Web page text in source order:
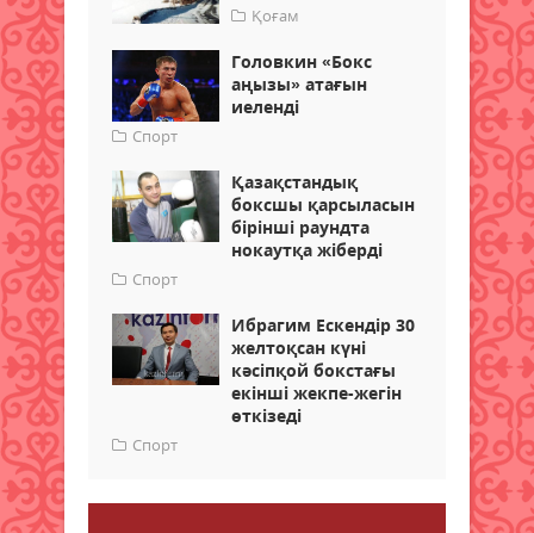
Қоғам
Головкин «Бокс
аңызы» атағын
иеленді
Спорт
Қазақстандық
боксшы қарсыласын
бірінші раундта
нокаутқа жіберді
Спорт
Ибрагим Ескендір 30
желтоқсан күні
кәсіпқой бокстағы
екінші жекпе-жегін
өткізеді
Спорт